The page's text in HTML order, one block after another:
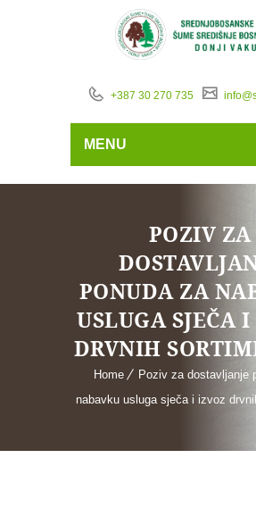
+387 30 270 735
MENU
POZIV ZA
PONUDA ZA
USLUGA SJEČA
DRVNIH
Home
Poziv za dostavljanje
nabavku usluga sječa i izvoz